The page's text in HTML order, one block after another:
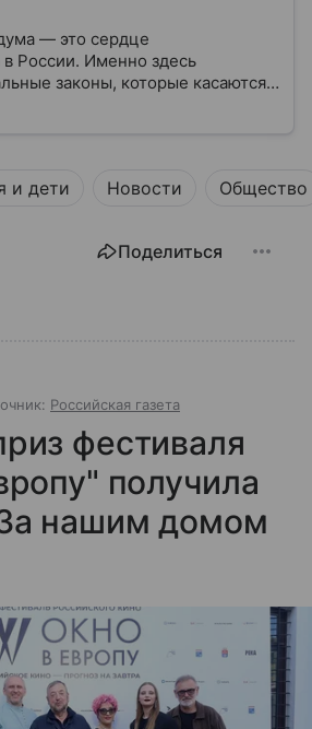
— это сердце
в России. Именно здесь
законы, которые касаются
от образования и
и дети Новости Общество
Поделиться
Российская газета
фестиваля
получила
нашим домом